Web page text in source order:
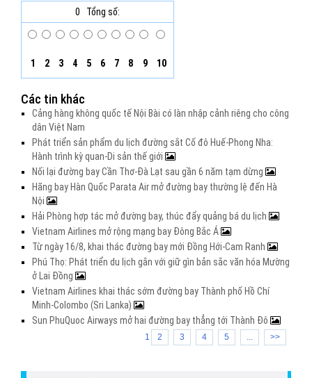
0
Tổng số:
1 2 3 4 5 6 7 8 9 10
Các tin khác
Cảng hàng không quốc tế Nội Bài có làn nhập cảnh riêng cho công
dân Việt Nam
Phát triển sản phẩm du lịch đường sắt Cố đô Huế-Phong Nha:
Hành trình kỳ quan-Di sản thế giới
Nối lại đường bay Cần Thơ-Đà Lạt sau gần 6 năm tạm dừng
Hãng bay Hàn Quốc Parata Air mở đường bay thường lệ đến Hà
Nội
Hải Phòng hợp tác mở đường bay, thúc đẩy quảng bá du lịch
Vietnam Airlines mở rộng mạng bay Đông Bắc Á
Từ ngày 16/8, khai thác đường bay mới Đồng Hới-Cam Ranh
Phú Thọ: Phát triển du lịch gắn với giữ gìn bản sắc văn hóa Mường
ở Lai Đồng
Vietnam Airlines khai thác sớm đường bay Thành phố Hồ Chí
Minh-Colombo (Sri Lanka)
Sun PhuQuoc Airways mở hai đường bay thẳng tới Thành Đô
1 2 3 4 5 ... >>